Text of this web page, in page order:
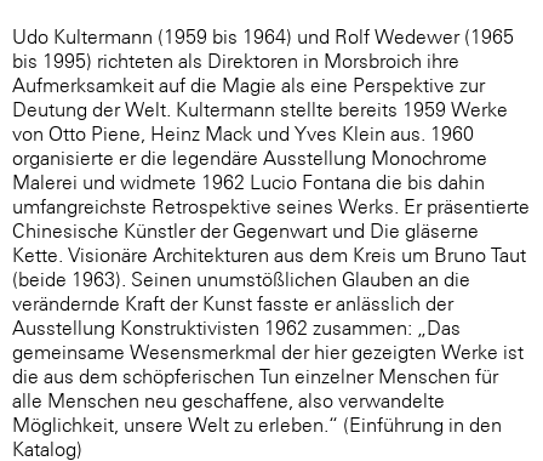
Udo Kultermann (1959 bis 1964) und Rolf Wedewer (1965
bis 1995) richteten als Direktoren in Morsbroich ihre
Aufmerksamkeit auf die Magie als eine Perspektive zur
Deutung der Welt. Kultermann stellte bereits 1959 Werke
von Otto Piene, Heinz Mack und Yves Klein aus. 1960
organisierte er die legendäre Ausstellung Monochrome
Malerei und widmete 1962 Lucio Fontana die bis dahin
umfangreichste Retrospektive seines Werks. Er präsentierte
Chinesische Künstler der Gegenwart und Die gläserne
Kette. Visionäre Architekturen aus dem Kreis um Bruno Taut
(beide 1963). Seinen unumstößlichen Glauben an die
verändernde Kraft der Kunst fasste er anlässlich der
Ausstellung Konstruktivisten 1962 zusammen: „Das
gemeinsame Wesensmerkmal der hier gezeigten Werke ist
die aus dem schöpferischen Tun einzelner Menschen für
alle Menschen neu geschaffene, also verwandelte
Möglichkeit, unsere Welt zu erleben.“ (Einführung in den
Katalog)